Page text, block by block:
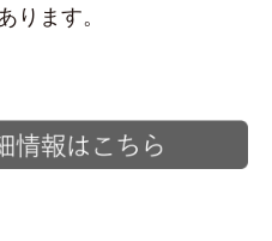
ります。